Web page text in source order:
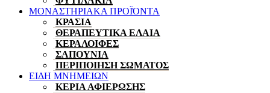
ΜΟΝΑΣΤΗΡΙΑΚΑ ΠΡΟΪΌΝΤΑ
ΚΡΑΣΙΑ
ΘΕΡΑΠΕΥΤΙΚΑ ΕΛΑΙΑ
ΚΕΡΑΛΟΙΦΕΣ
ΣΑΠΟΥΝΙΑ
ΠΕΡΙΠΟΙΗΣΗ ΣΩΜΑΤΟΣ
ΕΙΔΗ ΜΝΗΜΕΙΩΝ
ΚΕΡΙΑ ΑΦΙΕΡΩΣΗΣ